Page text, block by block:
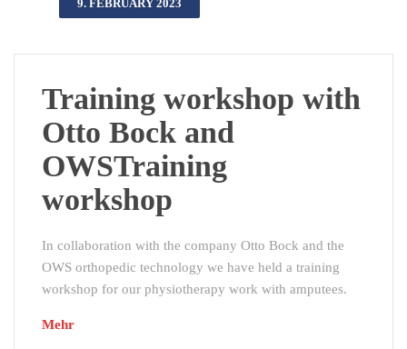
9. FEBRUARY 2023
Training workshop with
Otto Bock and
OWSTraining
workshop
In collaboration with the company Otto Bock and the
OWS orthopedic technology we have held a training
workshop for our physiotherapy work with amputees.
Mehr